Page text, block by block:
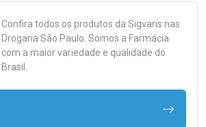
Confira todos os produtos da Sigvaris nas
Drogaria São Paulo. Somos a Farmácia
com a maior variedade e qualidade do
Brasil.